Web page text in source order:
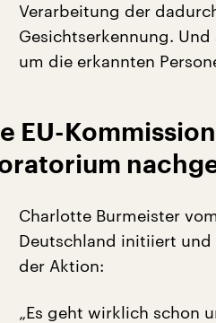
Verarbeitung der
Gesichtserkennung.
um die erkannten
EU-
Charlotte Burmeister
Deutschland initiiert
der Aktion:
„Es geht wirklich schon